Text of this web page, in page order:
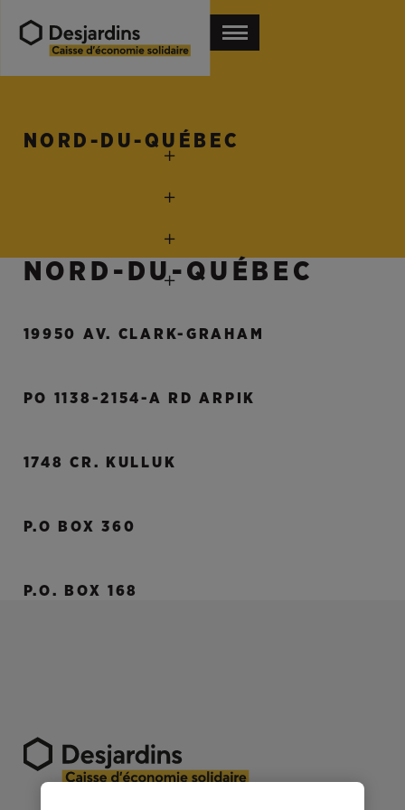
NORD-DU-QUÉBEC
NORD-DU-QUÉBEC
19950 AV. CLARK-GRAHAM
PO 1138-2154-A RD ARPIK
1748 CR. KULLUK
P.O BOX 360
P.O. BOX 168